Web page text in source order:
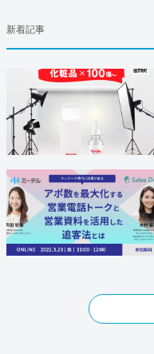
新着記事